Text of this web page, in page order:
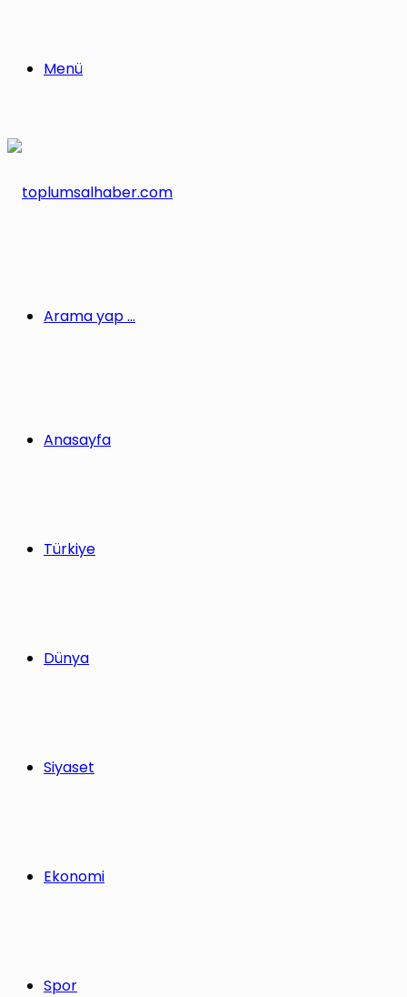
Menü
Arama yap ...
Anasayfa
Türkiye
Dünya
Siyaset
Ekonomi
Spor